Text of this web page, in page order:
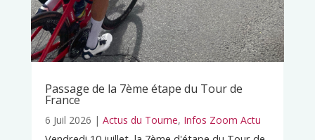
Passage de la 7ème étape du Tour de
France
6 Juil 2026 | Actus du Tourne, Infos Zoom Actu